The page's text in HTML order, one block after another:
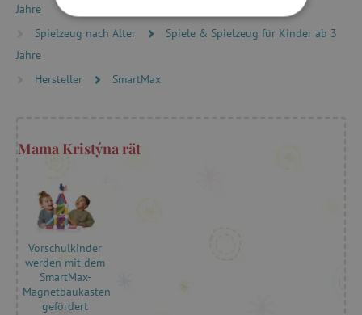
Jahre
Spielzeug nach Alter
Spiele & Spielzeug für Kinder ab 3
Jahre
Hersteller
SmartMax
Mama Kristýna rät
Vorschulkinder
werden mit dem
SmartMax-
Magnetbaukasten
gefördert
UNBEDINGT ERFORDERLICH
Unbedingt erforderliche Cookies ermöglichen
wesentliche Kernfunktionen der Website wie die
Benutzeranmeldung und die Kontoverwaltung.
Ohne die unbedingt erforderlichen Cookies